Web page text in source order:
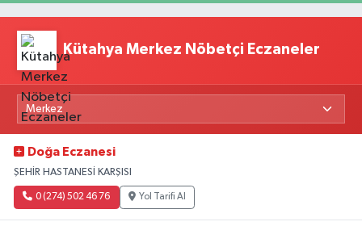
Kütahya Merkez Nöbetçi Eczaneler
Doğa Eczanesi
ŞEHİR HASTANESİ KARŞISI
0 (274) 502 46 76 Yol Tarifi Al